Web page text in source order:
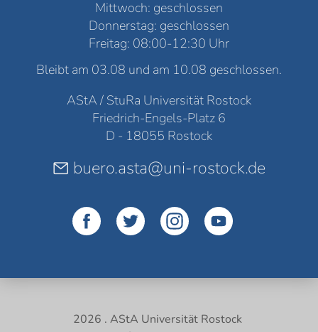
Mittwoch: geschlossen
Donnerstag: geschlossen
Freitag: 08:00-12:30 Uhr
Bleibt am 03.08 und am 10.08 geschlossen.
AStA / StuRa Universität Rostock
Friedrich-Engels-Platz 6
D - 18055 Rostock
buero.asta@uni-rostock.de
2026 . AStA Universität Rostock